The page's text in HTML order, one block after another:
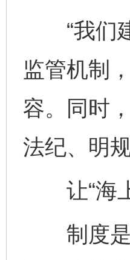
“我们建
监管机制
容。同时
法纪、明
让“海上
制度是